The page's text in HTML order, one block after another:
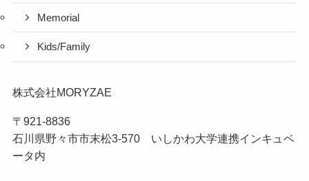
Memorial
Kids/Family
株式会社MORYZAE
〒921-8836
石川県野々市市末松3-570 いしかわ大学連携インキュベ
ータ内